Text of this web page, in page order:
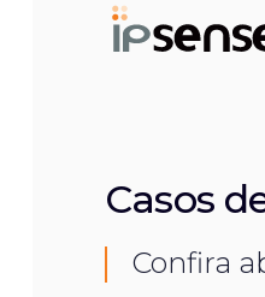
Casos
Confira